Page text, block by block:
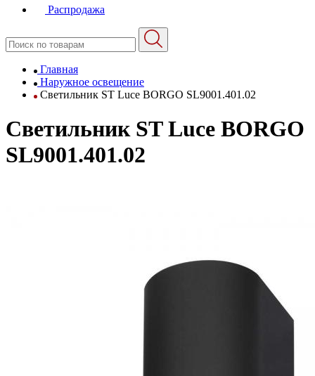
Распродажа
Главная
Наружное освещение
Светильник ST Luce BORGO SL9001.401.02
Светильник ST Luce BORGO
SL9001.401.02